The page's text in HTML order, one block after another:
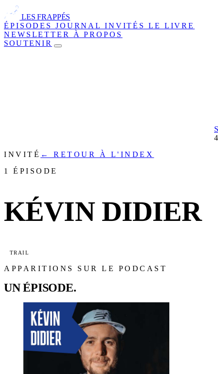
LES FRAPPÉS
ÉPISODES JOURNAL INVITÉSLE LIVRE
NEWSLETTER À PROPOS
SOUTENIR
INVITÉ ← RETOUR À L'INDEX
1 ÉPISODE
KÉVIN DIDIER
TRAIL
APPARITIONS SUR LE PODCAST
UN ÉPISODE.